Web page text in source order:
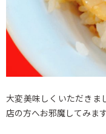
大変美味しくいただきま
店の方へお邪魔してみます